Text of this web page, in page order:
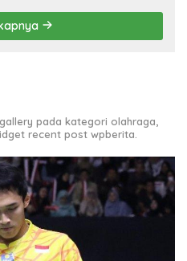
pada kategori olahraga,
recent post wpberita.